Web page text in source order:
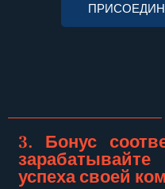
3. Бонус
успеха своей